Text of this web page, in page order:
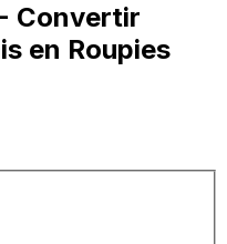
Convertir
en Roupies